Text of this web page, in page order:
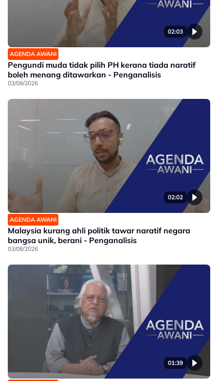
02:03
AGENDA AWANI
Pengundi muda tidak pilih PH kerana tiada naratif
boleh menang ditawarkan - Penganalisis
03/08/2026
02:02
AGENDA AWANI
Malaysia kurang ahli politik tawar naratif negara
bangsa unik, berani - Penganalisis
03/08/2026
01:39